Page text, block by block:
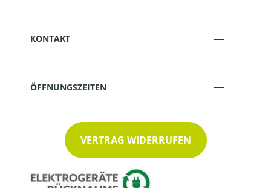
KONTAKT
ÖFFNUNGSZEITEN
VERTRAG WIDERRUFEN